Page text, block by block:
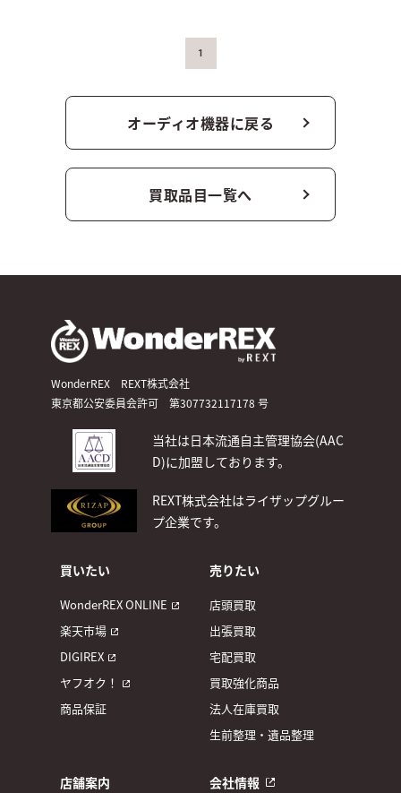
1
オーディオ機器に戻る
買取品目一覧へ
WonderREX REXT株式会社
東京都公安委員会許可 第307732117178 号
当社は日本流通自主管理協会(AAC
D)に加盟しております。
REXT株式会社はライザップグルー
プ企業です。
買いたい
WonderREX ONLINE
楽天市場
DIGIREX
ヤフオク！
商品保証
売りたい
店頭買取
出張買取
宅配買取
買取強化商品
法人在庫買取
生前整理・遺品整理
店舗案内 会社情報